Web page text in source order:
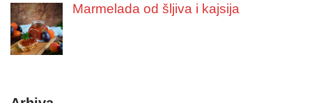
Marmelada od šljiva i kajsija